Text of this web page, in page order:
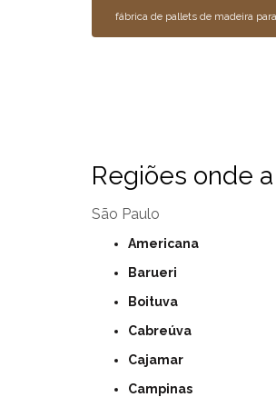
fábrica de pallets de madeira
Regiões onde
São Paulo
Americana
Barueri
Boituva
Cabreúva
Cajamar
Campinas